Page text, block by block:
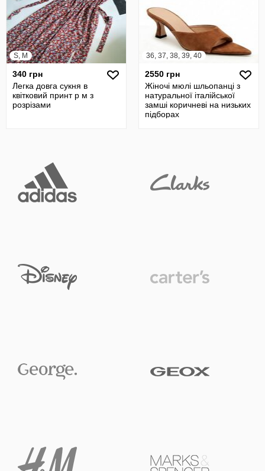
S, M
340 грн
Легка довга сукня в
квітковий принт р м з
розрізами
36, 37, 38, 39, 40
2550 грн
Жіночі мюлі шльопанці з
натуральної італійської
замші коричневі на низьких
підборах